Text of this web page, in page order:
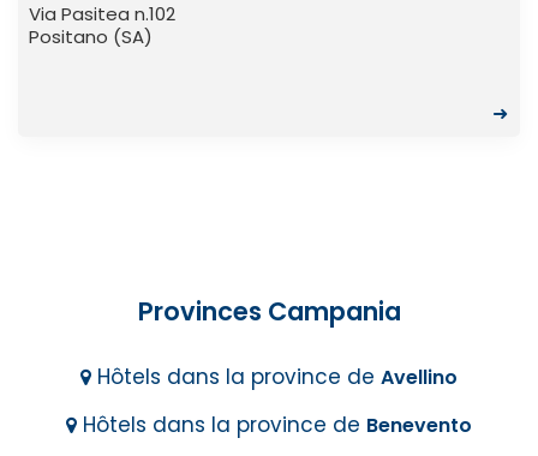
Via Pasitea n.102
Positano (SA)
➜
Provinces Campania
Hôtels dans la province de Avellino
Hôtels dans la province de Benevento